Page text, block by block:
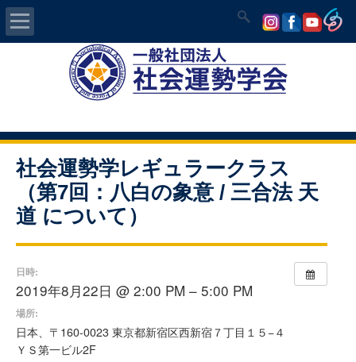
認定講師資格試験
気学/易 セミナー
入会について
開運MAPS
社会運勢学レギュラークラス
（第7回：八白の象意 / 三合法 天
道 について）
日時:
2019年8月22日 @ 2:00 PM – 5:00 PM
場所:
日本、〒160-0023 東京都新宿区西新宿７丁目１５−４
ＹＳ第一ビル2F